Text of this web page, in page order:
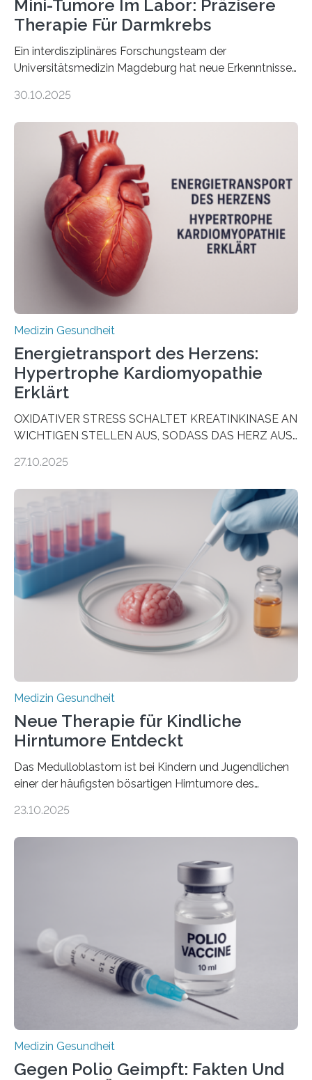
Mini-Tumore Im Labor: Präzisere
Therapie Für Darmkrebs
Ein interdisziplinäres Forschungsteam der
Universitätsmedizin Magdeburg hat neue Erkenntnisse
behandelt werden kann. In ihrer aktuellen Studie,
Oncology, zeigen die Forschenden, dass Mini-Tumore
aus Gewebe von Patientinnen und Patienten –
sogenannte Organoide – genutzt werden können, um
vorab zu prüfen, welche Medikamente am besten
wirken. Dabei wurde ein Eiweiß identifiziert, das künftig
als Biomarker für die Wahl der passenden Therapie
dienen könnte. Darmkrebs zählt weltweit zu den
häufigsten Krebsarten und stellt…
30.10.2025
Medizin Gesundheit
Energietransport des Herzens:
Hypertrophe Kardiomyopathie
Erklärt
OXIDATIVER STRESS SCHALTET KREATINKINASE AN
WICHTIGEN STELLEN AUS, SODASS DAS HERZ AUS
aus dem Deutschen Zentrum für Herzinsuffizienz
im Journal Circulation, warum der Energietransport bei
der Hypertrophen Kardiomyopathie (HCM) versagen
kann und wie sich durch eine Verringerung der
Herzbelastung und des oxidativen Stresses
Rhythmusstörungen reduzieren lassen. Würzburg. Die
hypertrophe Kardiomyopathie (HCM) ist die häufigste
erblich bedingte Herzerkrankung. Sie führt dazu, dass
sich die linke Herzkammer verdickt, der Herzmuskel zu
stark kontrahiert…
27.10.2025
Medizin Gesundheit
Neue Therapie für Kindliche
Hirntumore Entdeckt
Das Medulloblastom ist bei Kindern und Jugendlichen
einer der häufigsten bösartigen Hirntumore des
Betroffenen können mit heutigen Methoden geheilt
Dringend benötigt werden zielgerichtete Therapien, die
nur Tumorschwachstellen angreifen und normales
Gewebe verschonen. Forschende um Daniel Merk vom
Hertie-Institut für klinische Hirnforschung am
Universitätsklinikum Tübingen haben eine solche
Schwachstelle im Erbgut einer Untergruppe des
Medulloblastoms gefunden. Die Wilhelm Sander-
Stiftung unterstützte das Projekt…
23.10.2025
Medizin Gesundheit
Gegen Polio Geimpft: Fakten Und